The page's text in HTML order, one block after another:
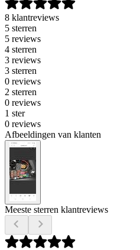
8 klantreviews
5 sterren
5 reviews
4 sterren
3 reviews
3 sterren
0 reviews
2 sterren
0 reviews
1 ster
0 reviews
Afbeeldingen van klanten
Meeste sterren klantreviews